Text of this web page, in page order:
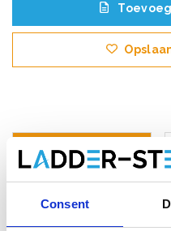
Consent
Product informatie